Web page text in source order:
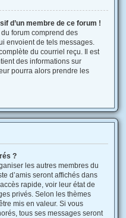
d’un membre de ce forum !
forum comprend des
envoient de tels messages.
du courriel reçu. Il est
des informations sur
pourra alors prendre les
?
les autres membres du
d’amis seront affichés dans
rapide, voir leur état de
privés. Selon les thèmes
mis en valeur. Si vous
tous ses messages seront